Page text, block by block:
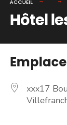
ACCUEIL
Hôtel
xxx17